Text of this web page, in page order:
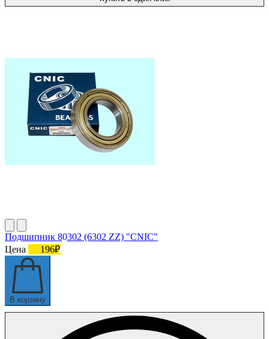
Подшипник 80302 (6302 ZZ) "CNIC"
Цена
196₽
В корзину